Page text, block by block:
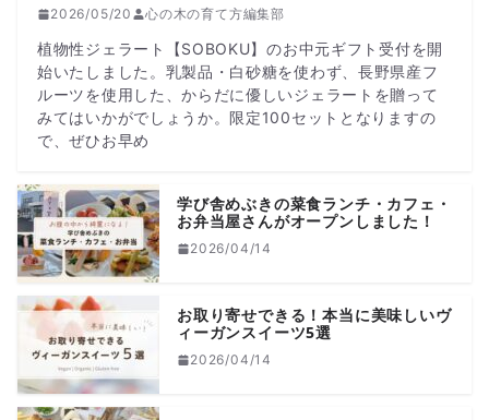
2026/05/20 心の木の育て方編集部
植物性ジェラート【SOBOKU】のお中元ギフト受付を開
始いたしました。乳製品・白砂糖を使わず、長野県産フ
ルーツを使用した、からだに優しいジェラートを贈って
みてはいかがでしょうか。限定100セットとなりますの
で、ぜひお早め
学び舎めぶきの菜食ランチ・カフェ・
お弁当屋さんがオープンしました！
2026/04/14
お取り寄せできる！本当に美味しいヴ
ィーガンスイーツ5選
2026/04/14